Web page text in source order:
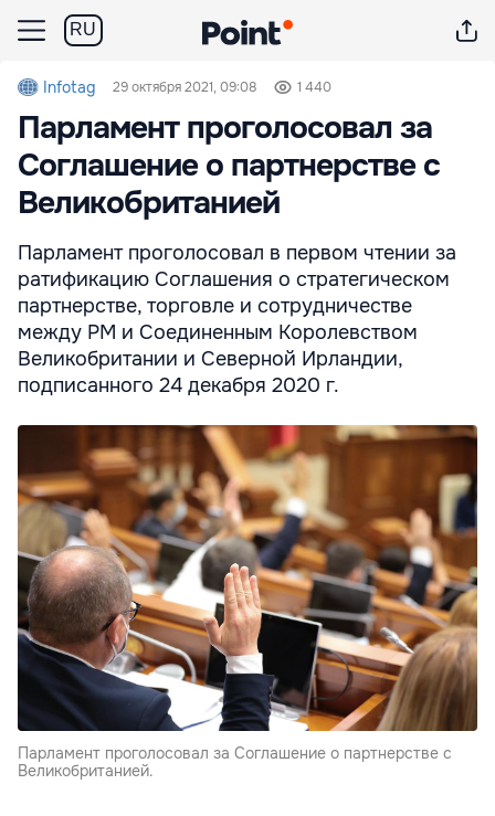
RU
Infotag 29 октября 2021, 09:08 1 440
Парламент проголосовал за
Соглашение о партнерстве c
Великобританией
Парламент проголосовал в первом чтении за
ратификацию Соглашения о стратегическом
партнерстве, торговле и сотрудничестве
между РМ и Соединенным Королевством
Великобритании и Северной Ирландии,
подписанного 24 декабря 2020 г.
Парламент проголосовал за Соглашение о партнерстве c
Великобританией.